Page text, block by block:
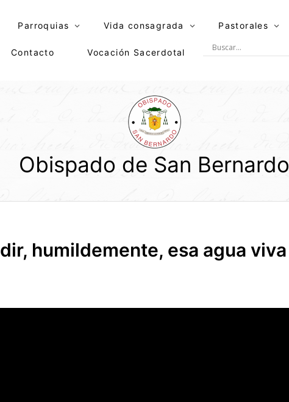
Parroquias Vida consagrada Pastorales
Contacto Vocación Sacerdotal
Obispado de San Bernardo
humildemente, esa agua viva